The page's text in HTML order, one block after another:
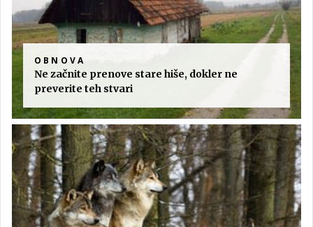
OBNOVA
Ne začnite prenove stare hiše, dokler ne
preverite teh stvari